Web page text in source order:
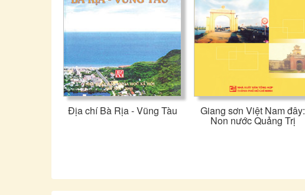
Địa chí Bà Rịa - Vũng Tàu Giang sơn Việt Nam đây:
Non nước Quảng Trị